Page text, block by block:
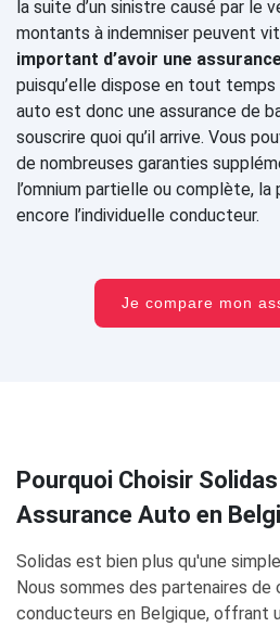
la suite d’un sinistre causé par le
montants à indemniser peuvent
important d’avoir une
puisqu’elle dispose en tout temps
auto est donc une assurance de
souscrire quoi qu’il arrive. Vous
de nombreuses garanties
l’omnium partielle ou complète,
encore l’individuelle conducteur.
Je compare mon
Pourquoi Choisir
Assurance Auto en
Solidas est bien plus qu'une
Nous sommes des partenaires
conducteurs en Belgique, offrant